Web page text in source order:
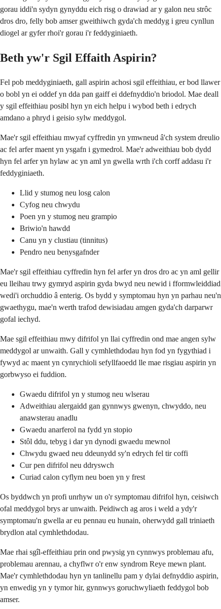
gorau iddi'n sydyn gynyddu eich risg o drawiad ar y galon neu strôc
dros dro, felly bob amser gweithiwch gyda'ch meddyg i greu cynllun
diogel ar gyfer rhoi'r gorau i'r feddyginiaeth.
Beth yw'r Sgil Effaith Aspirin?
Fel pob meddyginiaeth, gall aspirin achosi sgil effeithiau, er bod llawer
o bobl yn ei oddef yn dda pan gaiff ei ddefnyddio'n briodol. Mae deall
y sgil effeithiau posibl hyn yn eich helpu i wybod beth i edrych
amdano a phryd i geisio sylw meddygol.
Mae'r sgil effeithiau mwyaf cyffredin yn ymwneud â'ch system dreulio
ac fel arfer maent yn ysgafn i gymedrol. Mae'r adweithiau bob dydd
hyn fel arfer yn hylaw ac yn aml yn gwella wrth i'ch corff addasu i'r
feddyginiaeth.
Llid y stumog neu losg calon
Cyfog neu chwydu
Poen yn y stumog neu grampio
Briwio'n hawdd
Canu yn y clustiau (tinnitus)
Pendro neu benysgafnder
Mae'r sgil effeithiau cyffredin hyn fel arfer yn dros dro ac yn aml gellir
eu lleihau trwy gymryd aspirin gyda bwyd neu newid i fformwleiddiad
wedi'i orchuddio â enterig. Os bydd y symptomau hyn yn parhau neu'n
gwaethygu, mae'n werth trafod dewisiadau amgen gyda'ch darparwr
gofal iechyd.
Mae sgil effeithiau mwy difrifol yn llai cyffredin ond mae angen sylw
meddygol ar unwaith. Gall y cymhlethdodau hyn fod yn fygythiad i
fywyd ac maent yn cynrychioli sefyllfaoedd lle mae risgiau aspirin yn
gorbwyso ei fuddion.
Gwaedu difrifol yn y stumog neu wlserau
Adweithiau alergaidd gan gynnwys gwenyn, chwyddo, neu
anawsterau anadlu
Gwaedu anarferol na fydd yn stopio
Stôl ddu, tebyg i dar yn dynodi gwaedu mewnol
Chwydu gwaed neu ddeunydd sy'n edrych fel tir coffi
Cur pen difrifol neu ddryswch
Curiad calon cyflym neu boen yn y frest
Os byddwch yn profi unrhyw un o'r symptomau difrifol hyn, ceisiwch
ofal meddygol brys ar unwaith. Peidiwch ag aros i weld a ydy'r
symptomau'n gwella ar eu pennau eu hunain, oherwydd gall triniaeth
brydlon atal cymhlethdodau.
Mae rhai sgîl-effeithiau prin ond pwysig yn cynnwys problemau afu,
problemau arennau, a chyflwr o'r enw syndrom Reye mewn plant.
Mae'r cymhlethdodau hyn yn tanlinellu pam y dylai defnyddio aspirin,
yn enwedig yn y tymor hir, gynnwys goruchwyliaeth feddygol bob
amser.